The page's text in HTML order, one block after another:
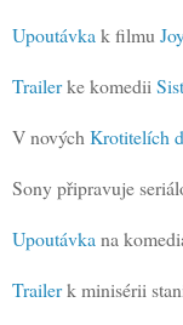
Upoutávka k filmu
Trailerke komedii
V nových Krotitelích
Sony připravuje
Upoutávka na
Trailerk minisérii